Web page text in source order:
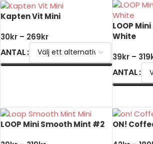
Kapten Vit Mini
30kr – 269kr
ANTAL
LOOP
White
39kr – 319
ANTAL
LOOP Mini Smooth Mint #2
ON!